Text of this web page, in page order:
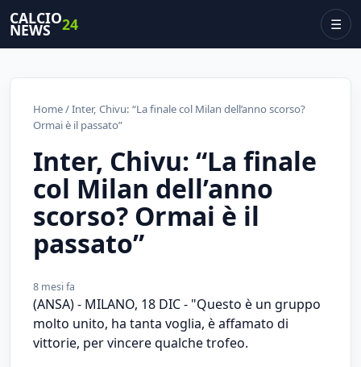
CALCIO
NEWS 24 ☰
Home/ Inter, Chivu: “La finale col Milan dell’anno scorso?
Ormai è il passato”
Inter, Chivu: “La finale
col Milan dell’anno
scorso? Ormai è il
passato”
8 mesi fa
(ANSA) - MILANO, 18 DIC - "Questo è un gruppo
molto unito, ha tanta voglia, è affamato di
vittorie, per vincere qualche trofeo.